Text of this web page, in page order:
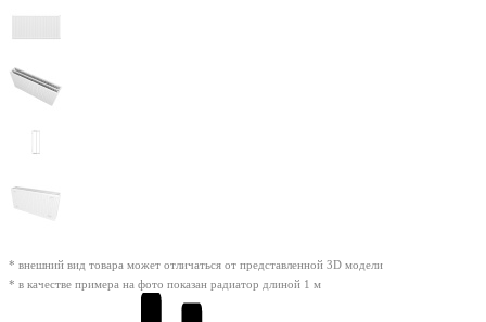
* внешний вид товара может отличаться от представленной 3D модели
* в качестве примера на фото показан радиатор длиной 1 м